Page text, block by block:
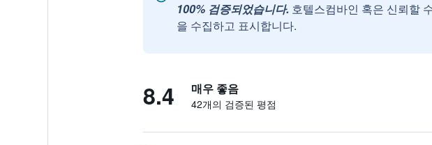
100% 검증되었습니다. 호텔스컴바인 혹은 신뢰할
을 수집하고 표시합니다.
8.4 매우 좋음
42개의 검증된 평점